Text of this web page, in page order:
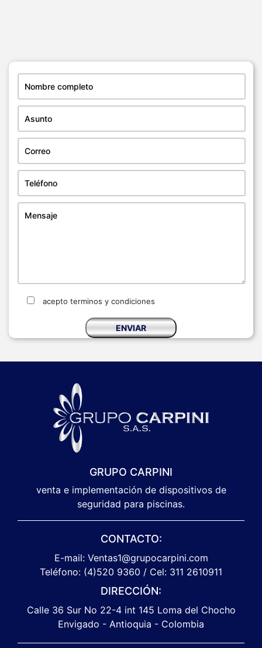
acepto terminos y condiciones
GRUPO CARPINI
venta e implementación de dispositivos de
seguridad para piscinas.
CONTACTO:
E-mail: Ventas1@grupocarpini.com
Teléfono: (4)520 9360 / Cel: 311 2610911
DIRECCIÓN:
Calle 36 Sur No 22-4 int 145 Loma del Chocho
Envigado - Antioquia - Colombia